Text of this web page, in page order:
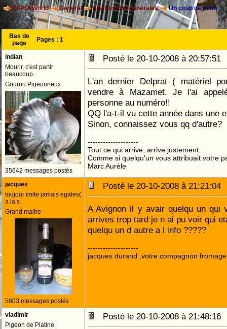
CFPOI World General discussions générales Un coup de main
Bas de
page
Pages : 1
indian
Mourir, c'est partir
beaucoup.
Gourou Pigeonneux
35642 messages postés
Posté le 20-10-2008 à
L'an dernier Delprat ( matériel
vendre à Mazamet. Je l'ai
personne au numéro!!
QQ l'a-t-il vu cette année dans une
Sinon, connaissez vous qq d'autre?
--------------------
Tout ce qui arrive, arrive justement.
Comme si quelqu'un vous attribuait votre
Marc Aurèle
jacques
toujour imite jamais egales(
a la s
Grand maitre
5803 messages postés
Posté le 20-10-2008 à
A Avignon il y avair quelqu un qui
arrives trop tard je n ai pu voir qui
quelqu un d autre a l info ?????
--------------------
jacques durand ,votre compagnon
vladimir
Pigeon de Platine
Posté le 20-10-2008 à